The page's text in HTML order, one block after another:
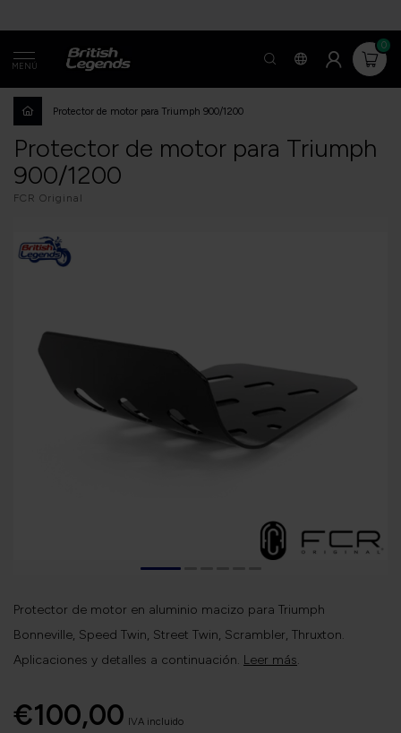
MENÚ
0
Protector de motor para Triumph 900/1200
Protector de motor para Triumph
900/1200
FCR Original
Protector de motor en aluminio macizo para Triumph
Bonneville, Speed Twin, Street Twin, Scrambler, Thruxton.
Aplicaciones y detalles a continuación. Leer más.
€100,00 IVA incluido